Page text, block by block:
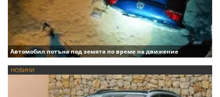
Автомобил потъна под земята по време на движение
НОВИНИ